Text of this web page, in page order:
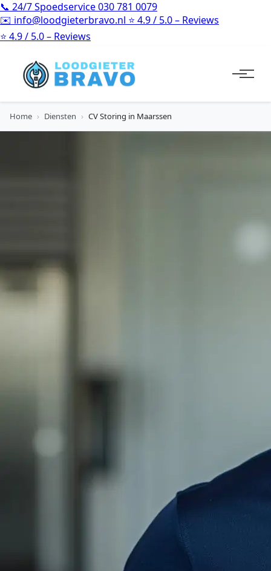
📞 24/7 Spoedservice030 781 0079
✉️ info@loodgieterbravo.nl ⭐ 4.9 / 5.0 – Reviews
⭐ 4.9 / 5.0 – Reviews
Home › Diensten › CV Storing in Maarssen